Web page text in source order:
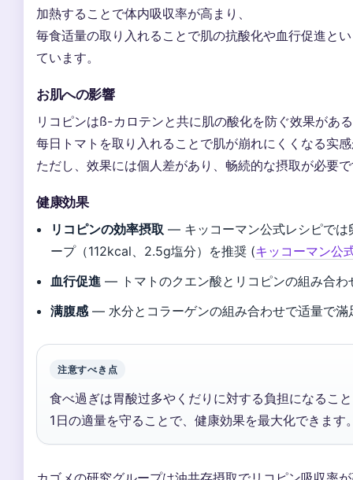
加熱することで体内吸収率が高まり、
毎食适量の取り入れることで肌の抗酸化や血行促進と
ています。
お肌への影響
リコピンはß-カロテンと共に肌の酸化を防ぐ效果があ
每日トマトを取り入れることで肌が崩れにくくなる实
ただし、效果には個人差があり、畅続的な摂取が必要
健康効果
リコピンの効率摂取 — キッコーマン公式レシピでは
ープ（112kcal、2.5g塩分）を推奨 (キッコーマン公
血行促進 — トマトのクエン酸とリコピンの組み合わ
满腹感 — 水分とコラーゲンの組み合わせで适量で滿
注意すべき点
食べ過ぎは胃酸过多やくだりに対する負担になるこ
1日の適量を守ることで、健康効果を最大化できます